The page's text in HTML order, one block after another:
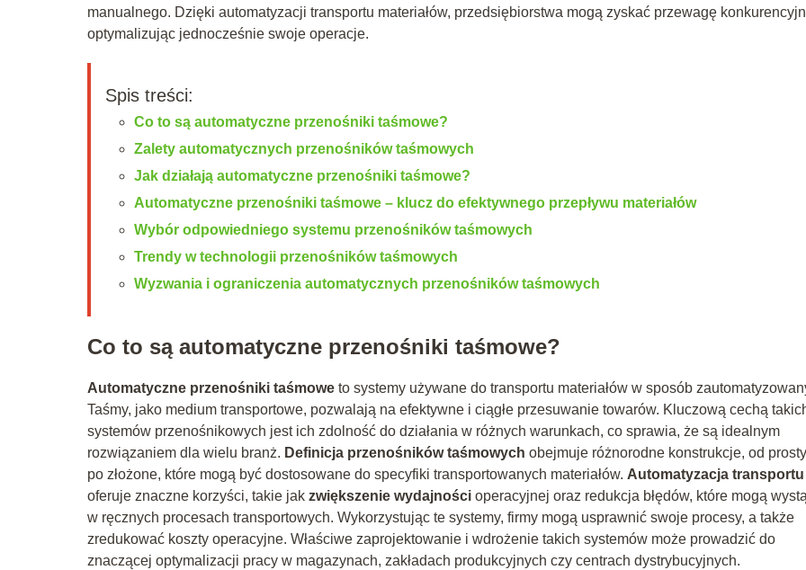
manualnego. Dzięki automatyzacji transportu materiałów, przedsiębiorstwa mogą zyskać przewagę
optymalizując jednocześnie swoje operacje.
Spis treści:
Co to są automatyczne przenośniki taśmowe?
Zalety automatycznych przenośników taśmowych
Jak działają automatyczne przenośniki taśmowe?
Automatyczne przenośniki taśmowe – klucz do efektywnego przepływu materiałów
Wybór odpowiedniego systemu przenośników taśmowych
Trendy w technologii przenośników taśmowych
Wyzwania i ograniczenia automatycznych przenośników taśmowych
Co to są automatyczne przenośniki taśmowe?
Automatyczne przenośniki taśmowe to systemy używane do transportu materiałów w sposób
Taśmy, jako medium transportowe, pozwalają na efektywne i ciągłe przesuwanie towarów. Kluczową cechą
systemów przenośnikowych jest ich zdolność do działania w różnych warunkach, co sprawia, że są idealnym
rozwiązaniem dla wielu branż. Definicja przenośników taśmowych obejmuje różnorodne konstrukcje, od
po złożone, które mogą być dostosowane do specyfiki transportowanych materiałów. Automatyzacja transportu
oferuje znaczne korzyści, takie jak zwiększenie wydajności operacyjnej oraz redukcja błędów, które mogą
w ręcznych procesach transportowych. Wykorzystując te systemy, firmy mogą usprawnić swoje procesy, a także
zredukować koszty operacyjne. Właściwe zaprojektowanie i wdrożenie takich systemów może prowadzić do
znaczącej optymalizacji pracy w magazynach, zakładach produkcyjnych czy centrach dystrybucyjnych.